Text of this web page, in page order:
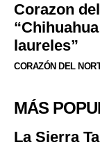
Corazon
laureles”
CORAZÓN DEL
MÁS
La Sierra